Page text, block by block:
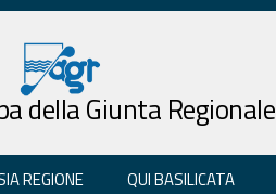
della Giunta Regionale
REGIONE QUI BASILICATA